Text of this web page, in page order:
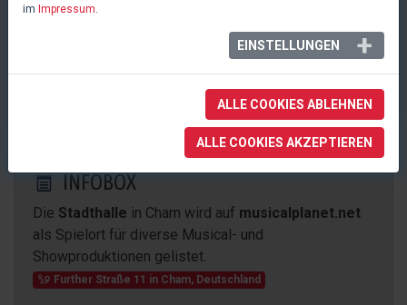
INFOBOX
Die Stadthalle in Cham wird auf musicalplanet.net
als Spielort für diverse Musical- und
Showproduktionen gelistet.
Further Straße 11 in Cham, Deutschland
im Impressum
EINSTELLUNGEN
ALLE COOKIES ABLEHNEN
ALLE COOKIES AKZEPTIEREN